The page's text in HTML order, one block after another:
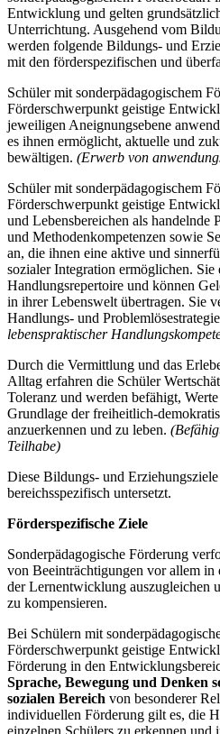
Entwicklung und gelten
Unterrichtung. Ausgehend vom
werden folgende Bildungs- und
mit den förderspezifischen und
Schüler mit sonderpädagogischem
Förderschwerpunkt geistige
jeweiligen Aneignungsebene
es ihnen ermöglicht, aktuelle und
bewältigen. (Erwerb von
Schüler mit sonderpädagogischem
Förderschwerpunkt geistige
und Lebensbereichen als handelnde
und Methodenkompetenzen sowie
an, die ihnen eine aktive und
sozialer Integration ermöglichen. Sie
Handlungsrepertoire und können
in ihrer Lebenswelt übertragen. Sie
Handlungs- und
lebenspraktischer
Durch die Vermittlung und das
Alltag erfahren die Schüler
Toleranz und werden befähigt,
Grundlage der freiheitlich-
anzuerkennen und zu leben.
Teilhabe)
Diese Bildungs- und
bereichsspezifisch untersetzt.
Förderspezifische Ziele
Sonderpädagogische Förderung
von Beeinträchtigungen vor allem in
der Lernentwicklung auszugleichen
zu kompensieren.
Bei Schülern mit
Förderschwerpunkt geistige
Förderung in den
Sprache, Bewegung und Denken
sozialen Bereich von besonderer
individuellen Förderung gilt es, die
einzelnen Schülers zu erkennen und